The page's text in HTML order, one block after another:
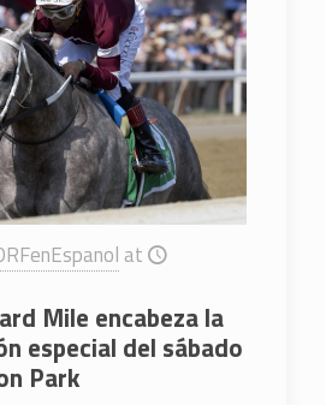
at
Mile encabeza la
especial del sábado
Park